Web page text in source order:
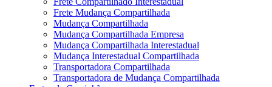
Frete Mudança Compartilhada
Mudança Compartilhada
Mudança Compartilhada Empresa
Mudança Compartilhada Interestadual
Mudança Interestadual Compartilhada
Transportadora Compartilhada
Transportadora de Mudança Compartilhada